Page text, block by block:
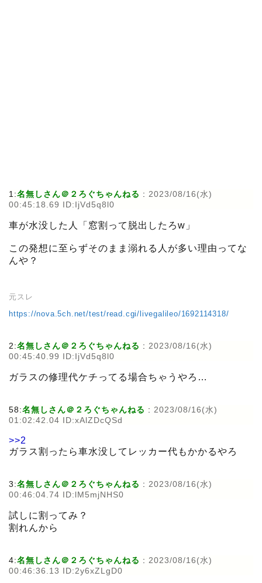
1:名無しさん＠２ろぐちゃんねる : 2023/08/16(水)
00:45:18.69 ID:IjVd5q8l0
車が水没した人「窓割って脱出したろw」
この発想に至らずそのまま溺れる人が多い理由ってな
んや？
元スレ
https://nova.5ch.net/test/read.cgi/livegalileo/1692114318/
2:名無しさん＠２ろぐちゃんねる : 2023/08/16(水)
00:45:40.99 ID:IjVd5q8l0
ガラスの修理代ケチってる場合ちゃうやろ…
58:名無しさん＠２ろぐちゃんねる : 2023/08/16(水)
01:02:42.04 ID:xAlZDcQSd
>>2
ガラス割ったら車水没してレッカー代もかかるやろ
3:名無しさん＠２ろぐちゃんねる : 2023/08/16(水)
00:46:04.74 ID:lM5mjNHS0
試しに割ってみ？
割れんから
4:名無しさん＠２ろぐちゃんねる : 2023/08/16(水)
00:46:36.13 ID:2y6xZLgD0